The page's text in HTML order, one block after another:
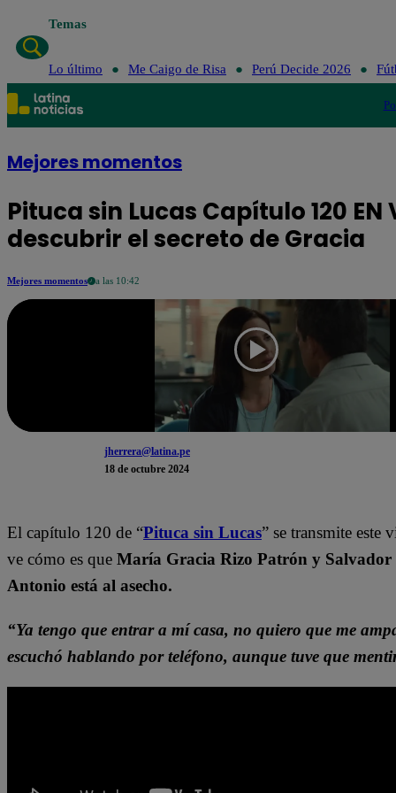
Temas
Lo último Me Caigo de Risa Perú Decide 2026
Mejores momentos
Pituca sin Lucas Capítulo 120
descubrir el secreto de Gracia
Mejores momentos a las 10:42
jherrera@latina.pe
18 de octubre 2024
El capítulo 120 de “Pituca sin Lucas” se transmite este
ve cómo es que María Gracia Rizo Patrón y Salvador
Antonio está al asecho.
“Ya tengo que entrar a mí casa, no quiero que me
escuchó hablando por teléfono, aunque tuve que